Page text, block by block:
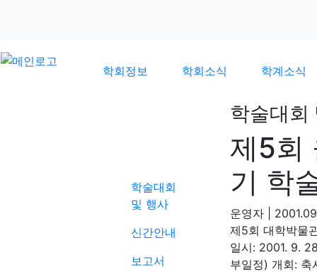
학회정보 학회소식 학계소식
학술대회
및 행사
신간안내
보고서
학술대회
제5회
기 학
운영자
제5회 대학박물
일시: 2001. 9.
부일정) 개회: 축